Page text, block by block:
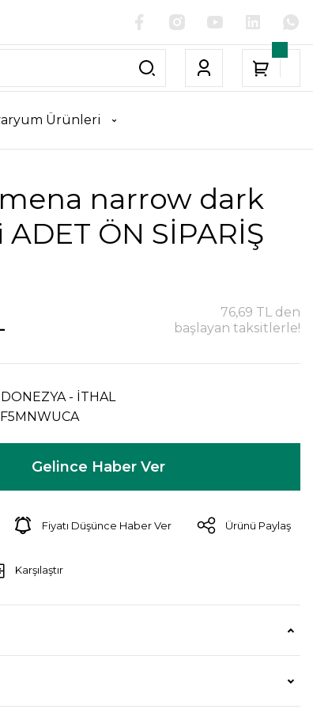
Ürünleri
narrow dark
ÖN SİPARİŞ
76,69 TL den
başlayan taksitlerle!
- İTHAL
Gelince Haber Ver
Fiyatı Düşünce Haber Ver Ürünü Paylaş
Karşılaştır